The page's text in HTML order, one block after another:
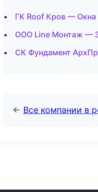
ГК Roof Кров — Окна
ООО Line Монтаж —
СК Фундамент
← Все компании в